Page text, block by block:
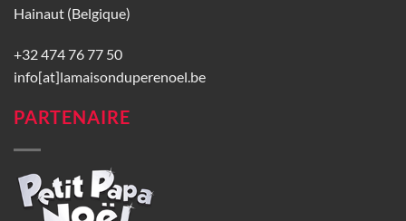
Hainaut (Belgique)
+32 474 76 77 50
info[at]lamaisonduperenoel.be
PARTENAIRE